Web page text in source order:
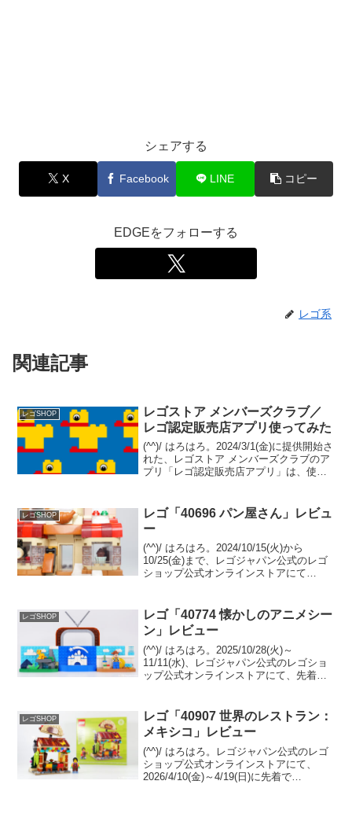
シェアする
X Facebook LINE コピー
EDGEをフォローする
レゴ系
関連記事
レゴSHOP
レゴストア メンバーズクラブ／
レゴ認定販売店アプリ使ってみた
(^^)/ はろはろ。2024/3/1(金)に提供開始さ
れた、レゴストア メンバーズクラブのア
プリ「レゴ認定販売店アプリ」は、使っ
ですが、リリースされたばかりで、アプ
リ...
レゴSHOP
レゴ「40696 パン屋さん」レビュ
ー
(^^)/ はろはろ。2024/10/15(火)から
10/25(金)まで、レゴジャパン公式のレゴ
ショップ公式オンラインストアにて
ンページ）￥28,000-(税込...
レゴSHOP
レゴ「40774 懐かしのアニメシー
ン」レビュー
(^^)/ はろはろ。2025/10/28(火)～
11/11(水)、レゴジャパン公式のレゴショ
ップ公式オンラインストアにて、先着で
込)以上購入。 （オ...
レゴSHOP
レゴ「40907 世界のレストラン：
メキシコ」レビュー
(^^)/ はろはろ。レゴジャパン公式のレゴ
ショップ公式オンラインストアにて、
2026/4/10(金)～4/19(日)に先着で